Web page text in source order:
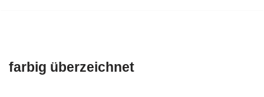
farbig überzeichnet